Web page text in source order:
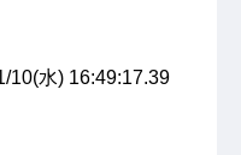
10(水) 16:49:17.39